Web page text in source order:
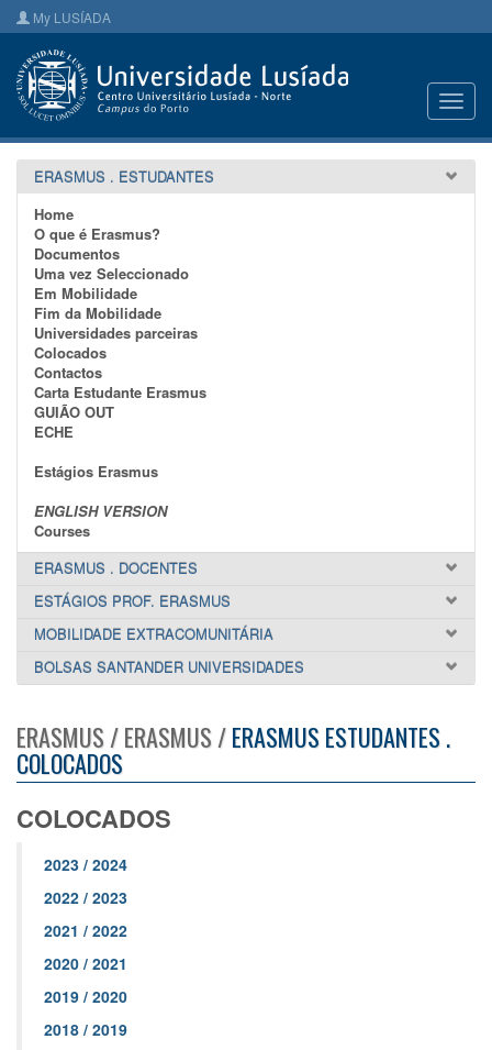
My LUSÍADA
ERASMUS . ESTUDANTES
Home
O que é Erasmus?
Documentos
Uma vez Seleccionado
Em Mobilidade
Fim da Mobilidade
Universidades parceiras
Colocados
Contactos
Carta Estudante Erasmus
GUIÃO OUT
ECHE
Estágios Erasmus
ENGLISH VERSION
Courses
ERASMUS . DOCENTES
ESTÁGIOS PROF. ERASMUS
MOBILIDADE EXTRACOMUNITÁRIA
BOLSAS SANTANDER UNIVERSIDADES
ERASMUS / ERASMUS /ERASMUS ESTUDANTES .
COLOCADOS
COLOCADOS
2023 / 2024
2022 / 2023
2021 / 2022
2020 / 2021
2019 / 2020
2018 / 2019